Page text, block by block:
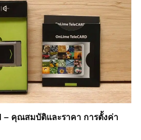
– คุณสมบัติและราคา การตั้งค่า